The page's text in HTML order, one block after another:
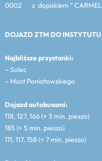
0002 z dopiskiem ”
DOJAZD ZTM DO INSTYTUTU
Najbliższe przystanki:
– Solec
– Most Poniatowskiego
Dojazd autobusami:
118, 127, 166 (+ 3 min. pieszo)
185 (+ 5 min. pieszo)
111, 117, 158 (+ 7 min. pieszo)